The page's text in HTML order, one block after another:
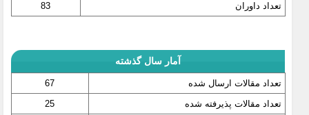
تعداد داوران
83
آمار سال گذشته
تعداد مقالات ارسال شده
67
تعداد مقالات پذیرفته شده
25